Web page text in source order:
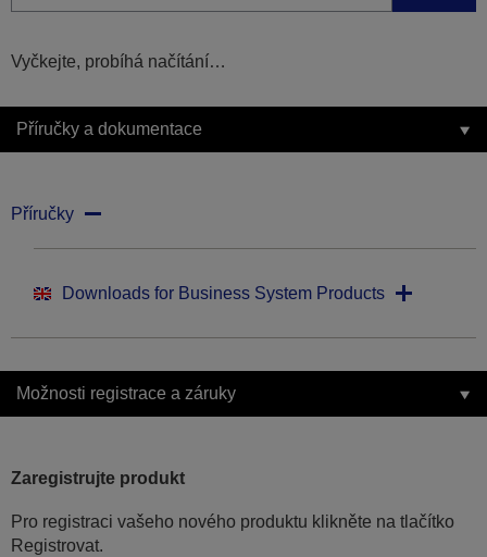
Vyčkejte, probíhá načítání…
Příručky a dokumentace
Příručky
Downloads for Business System Products
Možnosti registrace a záruky
Zaregistrujte produkt
Pro registraci vašeho nového produktu klikněte na tlačítko
Registrovat.